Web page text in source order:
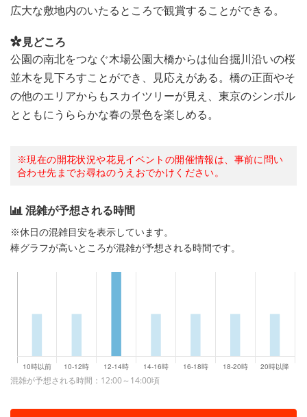
広大な敷地内のいたるところで観賞することができる。
見どころ
公園の南北をつなぐ木場公園大橋からは仙台掘川沿いの桜
並木を見下ろすことができ、見応えがある。橋の正面やそ
の他のエリアからもスカイツリーが見え、東京のシンボル
とともにうららかな春の景色を楽しめる。
※現在の開花状況や花見イベントの開催情報は、事前に問い
合わせ先までお尋ねのうえおでかけください。
混雑が予想される時間
※休日の混雑目安を表示しています。
棒グラフが高いところが混雑が予想される時間です。
混雑が予想される時間：12:00～14:00頃